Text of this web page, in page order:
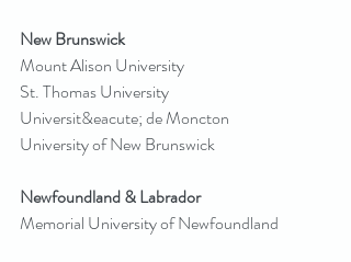
New Brunswick
Mount Alison University
St. Thomas University
Universit&eacute; de Moncton
University of New Brunswick
Newfoundland & Labrador
Memorial University of Newfoundland